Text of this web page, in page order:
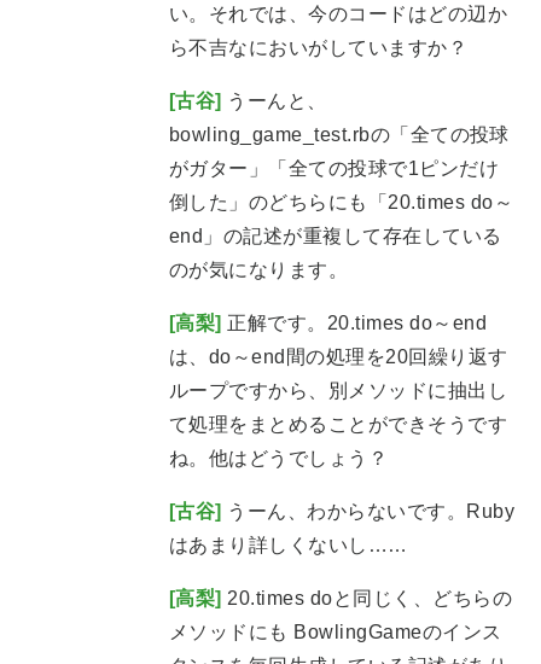
い。それでは、今のコードはどの辺か
ら不吉なにおいがしていますか？
[古谷] うーんと、
bowling_game_test.rbの「全ての投球
がガター」「全ての投球で1ピンだけ
倒した」のどちらにも「20.times do～
end」の記述が重複して存在している
のが気になります。
[高梨] 正解です。20.times do～end
は、do～end間の処理を20回繰り返す
ループですから、別メソッドに抽出し
て処理をまとめることができそうです
ね。他はどうでしょう？
[古谷] うーん、わからないです。Ruby
はあまり詳しくないし……
[高梨] 20.times doと同じく、どちらの
メソッドにも BowlingGameのインス